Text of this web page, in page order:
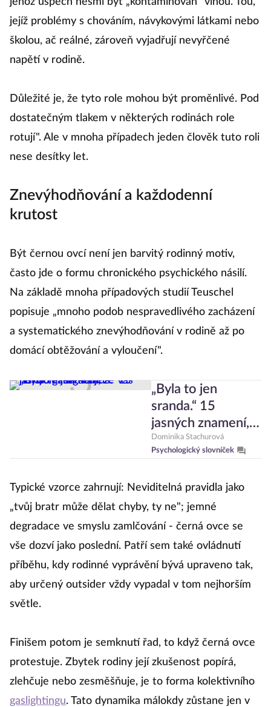
jejíž problémy s chováním, návykovými látkami nebo
školou, ač reálné, zároveň vyjadřují nevyřčené
napětí v rodině.
Důležité je, že tyto role mohou být proměnlivé. Pod
dostatečným tlakem v některých rodinách role
rotují". Ale v mnoha případech jeden člověk tuto roli
nese desítky let.
Znevýhodňování a každodenní
krutost
Být černou ovcí není jen barvitý rodinný motiv,
často jde o formu chronického psychického násilí.
Na základě mnoha případových studií Teuschel
popisuje „mnoho podob nespravedlivého zacházení
a systematického znevýhodňování v rodině až po
domácí obtěžování a vyloučení".
„Byla to jen
sranda.“ 15
jasných znamení,
že vás někdo
gaslightuje
Dominika Stachurová
Psychologický slovníček
Typické vzorce zahrnují: Neviditelná pravidla jako
„tvůj bratr může dělat chyby, ty ne"; jemné
degradace ve smyslu zamlčování - černá ovce se
vše dozví jako poslední. Patří sem také ovládnutí
příběhu, kdy rodinné vyprávění bývá upraveno tak,
aby určený outsider vždy vypadal v tom nejhorším
světle.
Finišem potom je semknutí řad, to když černá ovce
protestuje. Zbytek rodiny její zkušenost popírá,
zlehčuje nebo zesměšňuje, je to forma kolektivního
gaslightingu. Tato dynamika málokdy zůstane jen v